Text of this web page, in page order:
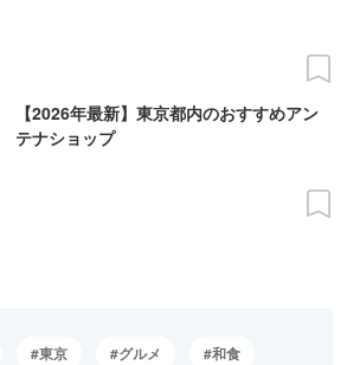
【2026年最新】東京都内のおすすめアン
テナショップ
東京 グルメ 和食